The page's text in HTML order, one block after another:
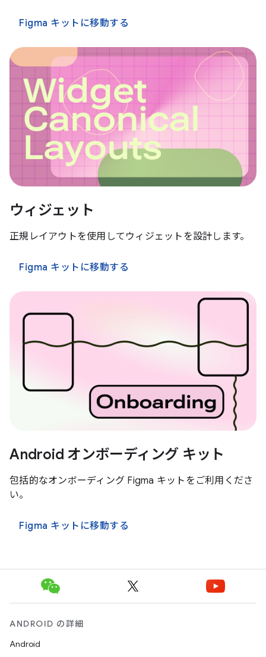
Figma キットに移動する
ウィジェット
正規レイアウトを使用してウィジェットを設計します。
Figma キットに移動する
Android オンボーディング キット
包括的なオンボーディング Figma キットをご利用くださ
い。
Figma キットに移動する
ANDROID の詳細
Android